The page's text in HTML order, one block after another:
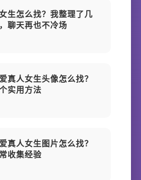
生怎么找？我整理了几
聊天再也不冷场
真人女生头像怎么找？
实用方法
真人女生图片怎么找？
收集经验